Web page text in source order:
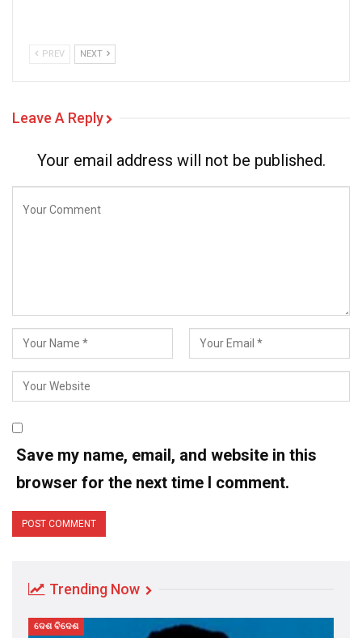
PREV NEXT
Leave A Reply
Your email address will not be published.
Save my name, email, and website in this
browser for the next time I comment.
Trending Now
ଦେଶ ବିଦେଶ